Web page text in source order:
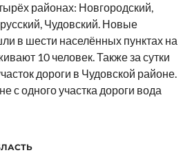
районах: Новгородский,
Чудовский. Новые
в шести населённых пунктах на
10 человек. Также за сутки
дороги в Чудовской районе.
с одного участка дороги вода